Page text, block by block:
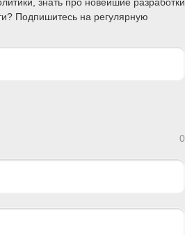
Подпишитесь на регулярную
0